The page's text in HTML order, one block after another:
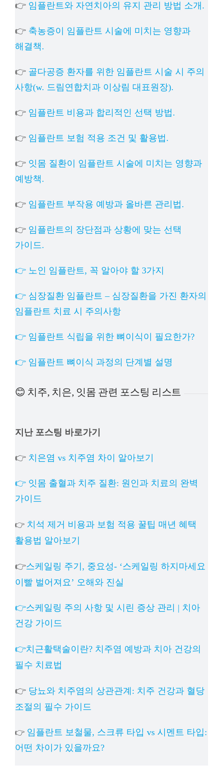
👉 임플란트와 자연치아의 유지 관리 방법 소개.
👉 축농증이 임플란트 시술에 미치는 영향과
해결책.
👉 골다공증 환자를 위한 임플란트 시술 시 주의
사항(w. 드림연합치과 이상림 대표원장).
👉 임플란트 비용과 합리적인 선택 방법.
👉 임플란트 보험 적용 조건 및 활용법.
👉 잇몸 질환이 임플란트 시술에 미치는 영향과
예방책.
👉 임플란트 부작용 예방과 올바른 관리법.
👉 임플란트의 장단점과 상황에 맞는 선택
가이드.
👉 노인 임플란트, 꼭 알아야 할 3가지
👉 심장질환 임플란트 – 심장질환을 가진 환자의
임플란트 치료 시 주의사항
👉 임플란트 식립을 위한 뼈이식이 필요한가?
👉 임플란트 뼈이식 과정의 단계별 설명
😊 치주, 치은, 잇몸 관련 포스팅 리스트
지난 포스팅 바로가기
👉 치은염 vs 치주염 차이 알아보기
👉 잇몸 출혈과 치주 질환: 원인과 치료의 완벽
가이드
👉 치석 제거 비용과 보험 적용 꿀팁 매년 혜택
활용법 알아보기
👉스케일링 주기, 중요성- ‘스케일링 하지마세요
이빨 벌어져요’ 오해와 진실
👉스케일링 주의 사항 및 시린 증상 관리 | 치아
건강 가이드
👉치근활택술이란? 치주염 예방과 치아 건강의
필수 치료법
👉 당뇨와 치주염의 상관관계: 치주 건강과 혈당
조절의 필수 가이드
👉 임플란트 보철물, 스크류 타입 vs 시멘트 타입:
어떤 차이가 있을까요?